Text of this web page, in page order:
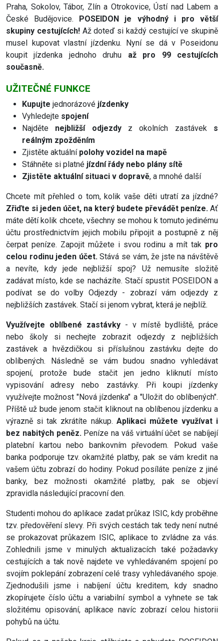
Praha, Sokolov, Tábor, Zlín a Otrokovice, Ústí nad Labem a
České Budějovice. POSEIDON je výhodný i pro větší
skupiny cestujících!Až doteď si každý cestující ve skupině
musel kupovat vlastní jízdenku. Nyní se dá v Poseidonu
koupit jízdenka jednoho druhu až pro 99 cestujících
současně.
UŽITEČNÉ FUNKCE
Kupujte jednorázové jízdenky
Vyhledejte spojení
Najděte nejbližší odjezdyz okolních zastávek s
reálným zpožděním
Zjistěte aktuální polohy vozidel na mapě
Stáhněte si platné jízdní řády nebo plány sítě
Zjistěte aktuální situaci v dopravě, a mnohé další
Chcete mít přehled o tom, kolik vaše děti utratí za jízdné?
Zřiďte si jeden účet, na který budete převádět peníze. Ať
máte dětí kolik chcete, všechny se mohou k tomuto jedinému
účtu prostřednictvím jejich mobilu připojit a postupně z něj
čerpat peníze. Zapojit můžete i svou rodinu a mít tak pro
celou rodinu jeden účet.Stává se vám, že jste na návštěvě
a nevíte, kdy jede nejbližší spoj? Už nemusíte složitě
zadávat místo, kde se nacházíte. Stačí spustit POSEIDON a
podívat se do volby Odjezdy - zobrazí vám odjezdy z
nejbližších zastávek. Stačí si jenom vybrat, která je nejblíž.
Využívejte oblíbené zastávky - v místě bydliště, práce
nebo školy si nechejte zobrazit odjezdy z nejbližších
zastávek a hvězdičkou si příslušnou zastávku dejte do
oblíbených. Následně se vám budou snadno vyhledávat
spojení, protože bude stačit jen jedno kliknutí místo
vypisování adresy nebo zastávky. Při koupi jízdenky
využívejte možnost "Nová jízdenka" a "Uložit do oblíbených".
Příště už bude jenom stačit kliknout na oblíbenou jízdenku a
výrazně si tak zkrátíte nákup. Aplikaci můžete využívat i
bez nabitých peněz. Peníze na váš virtuální účet se nabíjejí
platební kartou nebo bankovním převodem. Pokud vaše
banka podporuje tzv. okamžité platby, pak se vám kredit na
vašem účtu zobrazí do hodiny. Pokud posíláte peníze z jiné
banky, bez možnosti okamžité platby, pak se objeví
zpravidla následující pracovní den.
Studenti mohou do aplikace zadat průkaz ISIC, kdy proběhne
tzv. předověření slevy. Při svých cestách tak tedy není nutné
se prokazovat průkazem ISIC, aplikace to zvládne za vás.
Zohlednili jsme v minulých aktualizacích také požadavky
cestujících a tak nově najdete ve vyhledávaném spojení po
svojím poklepání zobrazení celé trasy vyhledávaného spoje.
Zjednodušili jsme i nabíjení účtu kreditem, kdy snadno
zkopírujete číslo účtu a variabilní symbol a vyhnete se tak
složitému opisování, aplikace navíc zobrazí celou historii
pohybů na účtu.